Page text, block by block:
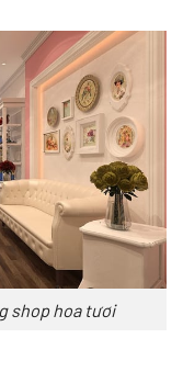
shop hoa tươi